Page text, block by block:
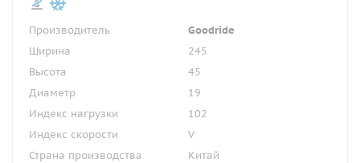
Производитель
Goodride
Ширина
245
Высота
45
Диаметр
19
Индекс нагрузки
102
Индекс скорости
V
Страна производства
Китай